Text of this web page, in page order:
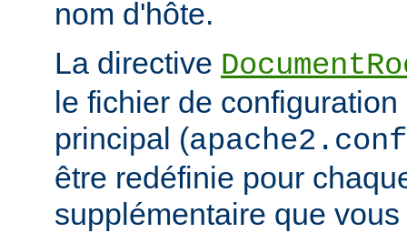
nom d'hôte.
La directive
le fichier de
principal (apache2.conf
être redéfinie pour
supplémentaire que